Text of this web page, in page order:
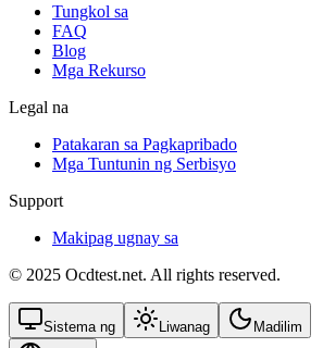
Tungkol sa
FAQ
Blog
Mga Rekurso
Legal na
Patakaran sa Pagkapribado
Mga Tuntunin ng Serbisyo
Support
Makipag ugnay sa
© 2025 Ocdtest.net. All rights reserved.
Sistema ng Liwanag Madilim